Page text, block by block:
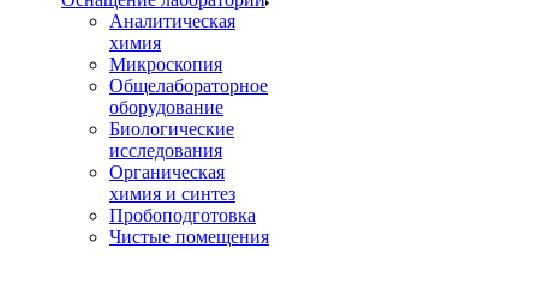
Аналитическая
химия
Микроскопия
Общелабораторное
оборудование
Биологические
исследования
Органическая
химия и синтез
Пробоподготовка
Чистые помещения